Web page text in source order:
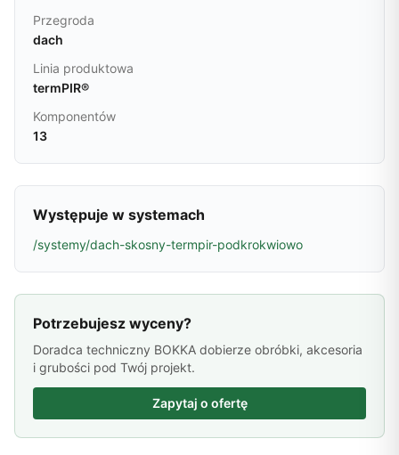
Przegroda
dach
Linia produktowa
termPIR®
Komponentów
13
Występuje w systemach
/systemy/dach-skosny-termpir-podkrokwiowo
Potrzebujesz wyceny?
Doradca techniczny BOKKA dobierze obróbki, akcesoria
i grubości pod Twój projekt.
Zapytaj o ofertę